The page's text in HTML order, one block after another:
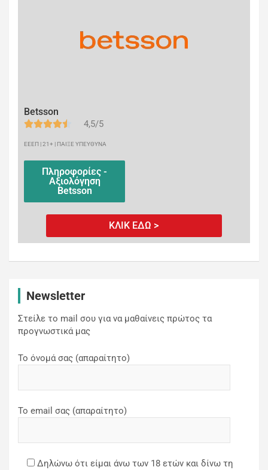
Betsson
4,5/5
ΕΕΕΠ | 21+ | ΠΑΙΞΕ ΥΠΕΥΘΥΝΑ
Πληροφορίες -
Αξιολόγηση
Betsson
ΚΛΙΚ ΕΔΩ >
Newsletter
Στείλε το mail σου για να μαθαίνεις πρώτος τα
προγνωστικά μας
Το όνομά σας (απαραίτητο)
Το email σας (απαραίτητο)
Δηλώνω ότι είμαι άνω των 18 ετών και δίνω τη